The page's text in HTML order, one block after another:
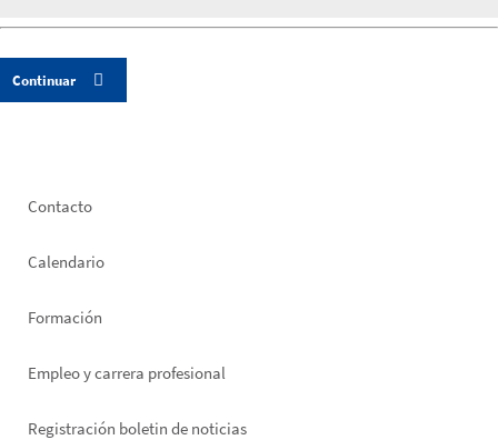
Footer
Contacto
Calendario
Formación
Empleo y carrera profesional
Registración boletin de noticias